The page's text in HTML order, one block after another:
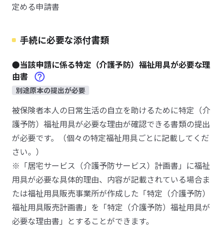
定める申請書
手続に必要な添付書類
●当該申請に係る特定（介護予防）福祉用具が必要な理
由書
別途原本の提出が必要
被保険者本人の日常生活の自立を助けるために特定（介
護予防）福祉用具が必要な理由が確認できる書類の提出
が必要です。（個々の特定福祉用具ごとに記載してくだ
さい。）
※「居宅サービス（介護予防サービス）計画書」に福祉
用具が必要な具体的理由、内容が記載されている場合ま
たは福祉用具販売事業所が作成した「特定（介護予防）
福祉用具販売計画書」を「特定（介護予防）福祉用具が
必要な理由書」とすることができます。